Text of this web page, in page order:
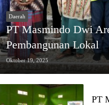
Daerah
PT Masmindo Dwi
Pembangunan Lokal
Oktober 19, 2025
PT